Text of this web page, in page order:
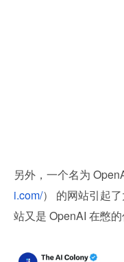
另外，一个名为
i.com/） 的网站引起
站又是 OpenAI 在憋的